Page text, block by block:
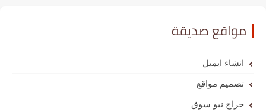
مواقع صديقة
انشاء ايميل
تصميم مواقع
حراج نيو سوق